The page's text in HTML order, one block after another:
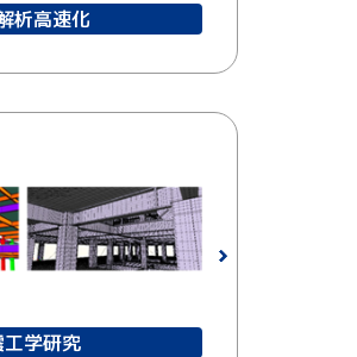
析高速化
学研究